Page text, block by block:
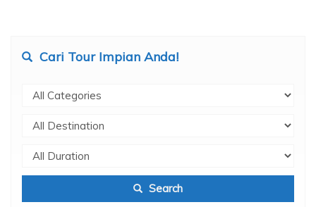
Cari Tour Impian Anda!
Search